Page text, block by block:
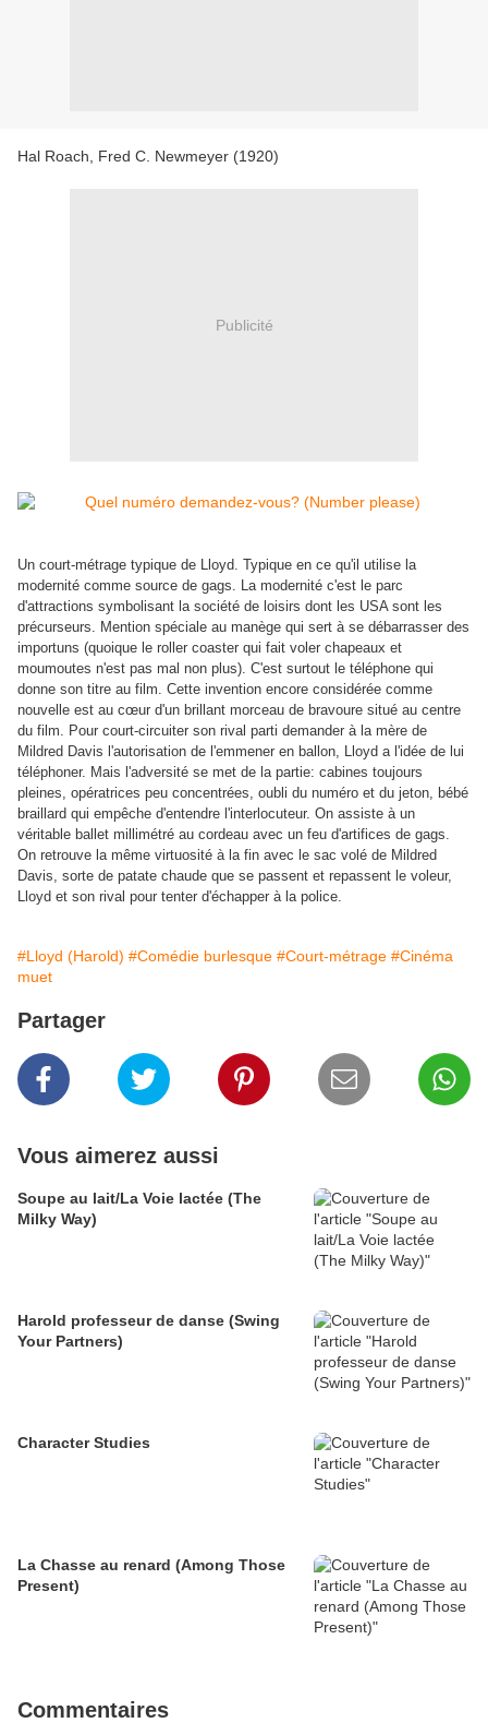
Hal Roach, Fred C. Newmeyer (1920)
Publicité
Un court-métrage typique de Lloyd. Typique en ce qu'il utilise la
modernité comme source de gags. La modernité c'est le parc
d'attractions symbolisant la société de loisirs dont les USA sont les
précurseurs. Mention spéciale au manège qui sert à se débarrasser des
importuns (quoique le roller coaster qui fait voler chapeaux et
moumoutes n'est pas mal non plus). C'est surtout le téléphone qui
donne son titre au film. Cette invention encore considérée comme
nouvelle est au cœur d'un brillant morceau de bravoure situé au centre
du film. Pour court-circuiter son rival parti demander à la mère de
Mildred Davis l'autorisation de l'emmener en ballon, Lloyd a l'idée de lui
téléphoner. Mais l'adversité se met de la partie: cabines toujours
pleines, opératrices peu concentrées, oubli du numéro et du jeton, bébé
braillard qui empêche d'entendre l'interlocuteur. On assiste à un
véritable ballet millimétré au cordeau avec un feu d'artifices de gags.
On retrouve la même virtuosité à la fin avec le sac volé de Mildred
Davis, sorte de patate chaude que se passent et repassent le voleur,
Lloyd et son rival pour tenter d'échapper à la police.
#Lloyd (Harold) #Comédie burlesque #Court-métrage #Cinéma
muet
Partager
Vous aimerez aussi
Soupe au lait/La Voie lactée (The
Milky Way)
Harold professeur de danse (Swing
Your Partners)
Character Studies
La Chasse au renard (Among Those
Present)
Commentaires